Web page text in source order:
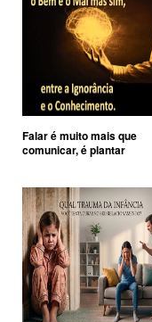
Falar é muito mais que
comunicar, é plantar